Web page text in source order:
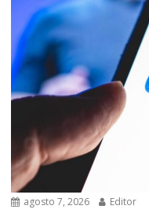
agosto 7, 2026 Editor